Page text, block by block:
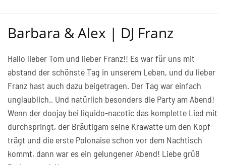
Barbara & Alex | DJ Franz
Hallo lieber Tom und lieber Franz!! Es war für uns mit
abstand der schönste Tag in unserem Leben, und du lieber
Franz hast auch dazu beigetragen. Der Tag war einfach
unglaublich.. Und natürlich besonders die Party am Abend!
Wenn der doojay bei liquido-nacotic das komplette Lied mit
durchspringt, der Bräutigam seine Krawatte um den Kopf
trägt und die erste Polonaise schon vor dem Nachtisch
kommt, dann war es ein gelungener Abend! Liebe grüß